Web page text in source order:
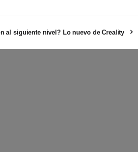
al siguiente nivel? Lo nuevo de Creality